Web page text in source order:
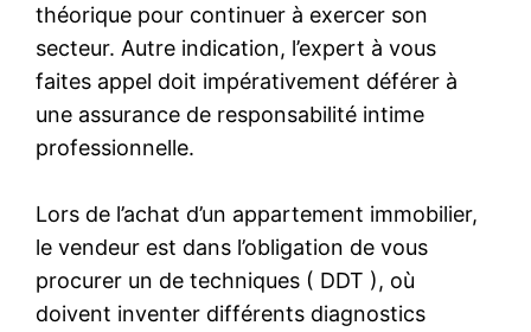
théorique pour continuer à exercer son
secteur. Autre indication, l’expert à vous
faites appel doit impérativement déférer à
une assurance de responsabilité intime
professionnelle.
Lors de l’achat d’un appartement immobilier,
le vendeur est dans l’obligation de vous
procurer un de techniques ( DDT ), où
doivent inventer différents diagnostics